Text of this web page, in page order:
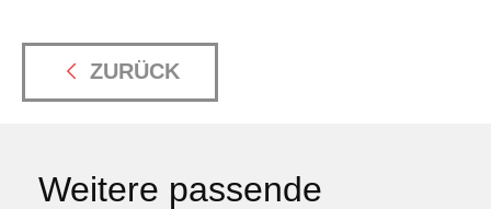
ZURÜCK
Weitere passende